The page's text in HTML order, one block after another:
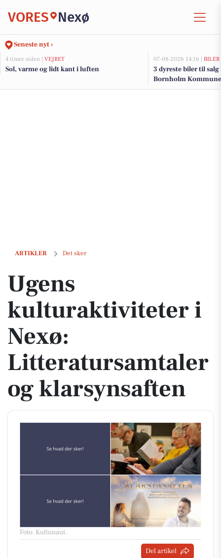
VORES Nexø
Seneste nyt ›
4 timer siden | VEJRET
Sol, varme og lidt kant i luften
07-08-2026 14:16 | BILER
3 dyreste biler til
Bornholm Kommune
ARTIKLER Det sker
Ugens kulturaktiviteter i Nexø: Litteratursamtaler og klarsynsaften
Ugens
kulturaktiviteter i
Nexø:
Litteratursamtaler
og klarsynsaften
Foto: Kultunaut.
Del artikel